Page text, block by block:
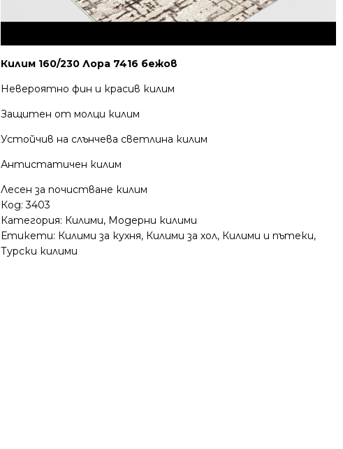
Килим 160/230 Лора 7416 бежов
Невероятно фин и красив килим
Защитен от молци килим
Устойчив на слънчева светлина килим
Антистатичен килим
Лесен за почистване килим
Код:3403
Категория: Килими, Модерни килими
Етикети: Килими за кухня, Килими за хол, Килими и пътеки,
Турски килими